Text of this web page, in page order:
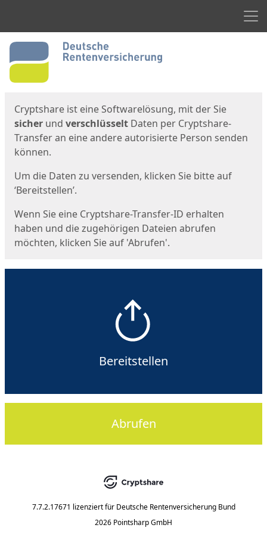
Start
Cryptshare ist eine Softwarelösung, mit der Sie
sicher und verschlüsselt Daten per Cryptshare-
Transfer an eine andere autorisierte Person senden
können.
Um die Daten zu versenden, klicken Sie bitte auf
‘Bereitstellen’.
Wenn Sie eine Cryptshare-Transfer-ID erhalten
haben und die zugehörigen Dateien abrufen
möchten, klicken Sie auf 'Abrufen'.
Bereitstellen
Abrufen
7.7.2.17671 lizenziert für Deutsche Rentenversicherung Bund
2026 Pointsharp GmbH